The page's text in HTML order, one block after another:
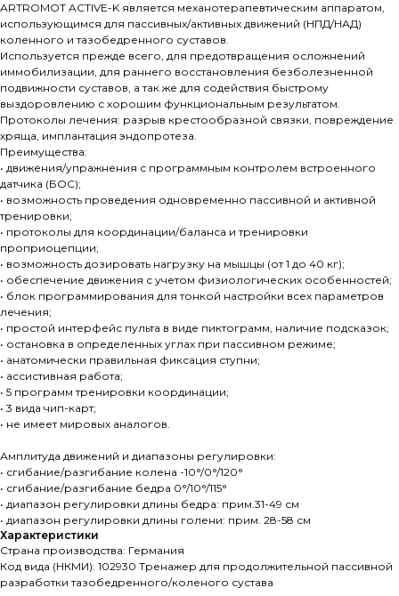
ARTROMOT ACTIVE-K является механотерапевтическим аппаратом,
использующимся для пассивных/активных движений (НПД/НАД)
коленного и тазобедренного суставов.
Используется прежде всего, для предотвращения осложнений
иммобилизации, для раннего восстановления безболезненной
подвижности суставов, а так же для содействия быстрому
выздоровлению с хорошим функциональным результатом.
Протоколы лечения: разрыв крестообразной связки, повреждение
хряща, имплантация эндопротеза.
Преимущества:
• движения/упражнения с программным контролем встроенного
датчика (БОС);
• возможность проведения одновременно пассивной и активной
тренировки;
• протоколы для координации/баланса и тренировки
проприоцепции;
• возможность дозировать нагрузку на мышцы (от 1 до 40 кг);
• обеспечение движения с учетом физиологических особенностей;
• блок программирования для тонкой настройки всех параметров
лечения;
• простой интерфейс пульта в виде пиктограмм, наличие подсказок;
• остановка в определенных углах при пассивном режиме;
• анатомически правильная фиксация ступни;
• ассистивная работа;
• 5 программ тренировки координации;
• 3 вида чип-карт;
• не имеет мировых аналогов.
Амплитуда движений и диапазоны регулировки:
• сгибание/разгибание колена -10°/0°/120°
• сгибание/разгибание бедра 0°/10°/115°
• диапазон регулировки длины бедра: прим.31-49 см
• диапазон регулировки длины голени: прим. 28-58 см
Характеристики
Страна производства: Германия
Код вида (НКМИ): 102930 Тренажер для продолжительной пассивной
разработки тазобедренного/коленого сустава